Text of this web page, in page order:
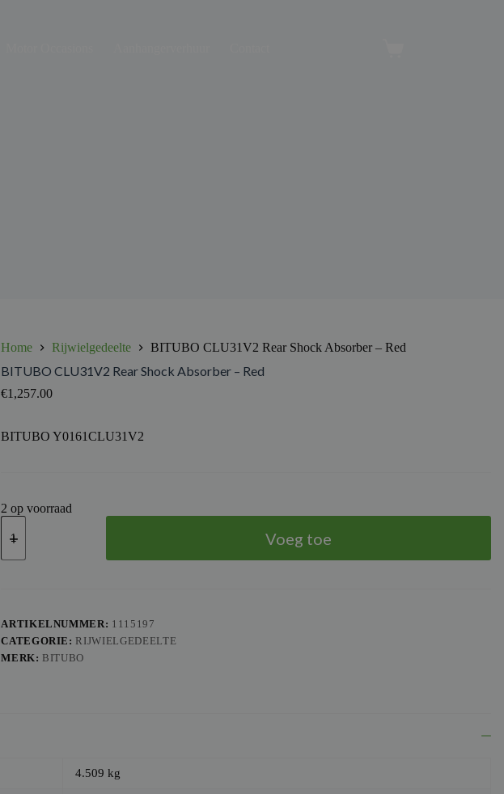
Home Rijwielgedeelte BITUBO CLU31V2 Rear Shock Absorber – Red
BITUBO CLU31V2 Rear Shock Absorber – Red
€1,257.00
BITUBO Y0161CLU31V2
2 op voorraad
BITUBO
CLU31V2
Shock
aantal
Voeg toe
ARTIKELNUMMER: 1115197
CATEGORIE: RIJWIELGEDEELTE
MERK: BITUBO
4.509 kg